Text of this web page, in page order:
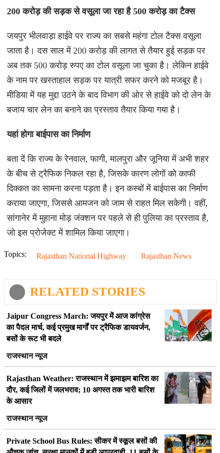
200 करोड़ की सड़क से वसूला जा रहा है 500 करोड़ का टैक्स
जयपुर भीलवाड़ा हाईवे पर राज्य का सबसे महंगा टोल टैक्स वसूला
जाता है। दस साल में 200 करोड़ की लागत से तैयार हुई सड़क पर
अब तक 500 करोड़ रुपए का टोल वसूला जा चुका है। लेकिन हाईवे
के नाम पर खस्ताहाल सड़क पर यात्री सफर करने को मजबूर है।
मीडिया में यह मुद्दा उठने के बाद विभाग की ओर से हाईवे को दो लेन के
बजाय चार लेन का बनाने का प्रस्ताव तैयार किया गया है।
यहां होगा बाईपास का निर्माण
बता दें कि राज्य के रेनवाल, फागी, मालपुरा और जूनिया में अभी शहर
के बीच से ट्रैफिक निकल रहा है, जिसके कारण लोगों को काफी
दिक्कत का सामना करना पड़ता है। इन कस्बों में बाईपास का निर्माण
कराया जाएगा, जिससे आमजन को जाम से राहत मिल सकेगी। वहीं,
सांगानेर में मुहाना मोड़ जंक्शन पर पहले से ही पुलिया का प्रस्ताव है,
जो इस प्रोजेक्ट में शामिल किया जाएगा।
Topics: Rajasthan National Highway Rajasthan News
RELATED STORIES
Jaipur Congress March: जयपुर में आज कांग्रेस
का पैदल मार्च, कई प्रमुख मार्गों पर ट्रैफिक डायवर्जन,
बसों के रूट भी बदले
राजस्थान न्यूज
Rajasthan Weather: राजस्थान में झमाझम बारिश का
दौर, कई जिलों में जलभराव; 10 अगस्त तक भारी बारिश
के आसार
राजस्थान न्यूज
Private School Bus Rules: सीकर में स्कूल बसों की